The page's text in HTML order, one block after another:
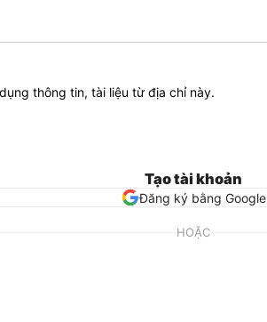
thông tin, tài liệu từ địa chỉ này.
Tạo tài khoản
Đăng ký bằng Google
HOẶC